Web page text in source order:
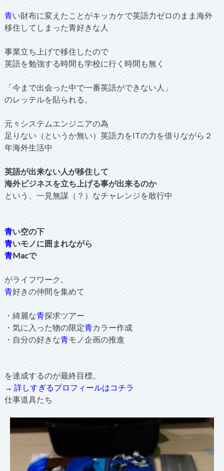
青い財布に変えたことがキッカケで英語力ゼロのまま海外
移住してしまった青好きな人
事業立ち上げで移住したので
英語を勉強する時間も学校に行く時間も無く
「今まで出会った中で一番英語ができない人」
のレッテルを貼られる。
元々システムエンジニアの為
足りない（というか無い）英語力をITの力を借りながら２
年海外生活中
英語が出来ない人が移住して
海外ビジネスを立ち上げる事が出来るのか
という、一見無謀（？）なチャレンジを敢行中
青い空の下
青いモノに囲まれながら
青Macで
がライフワーク。
青好きの仲間を集めて
・綺麗な青探求ツアー
・気に入った物の限定青カラー作成
・自分の好きな青モノ企画の推進
を達成するのが最終目標。
→ 詳しすぎるプロフィールはコチラ
仕事道具たち